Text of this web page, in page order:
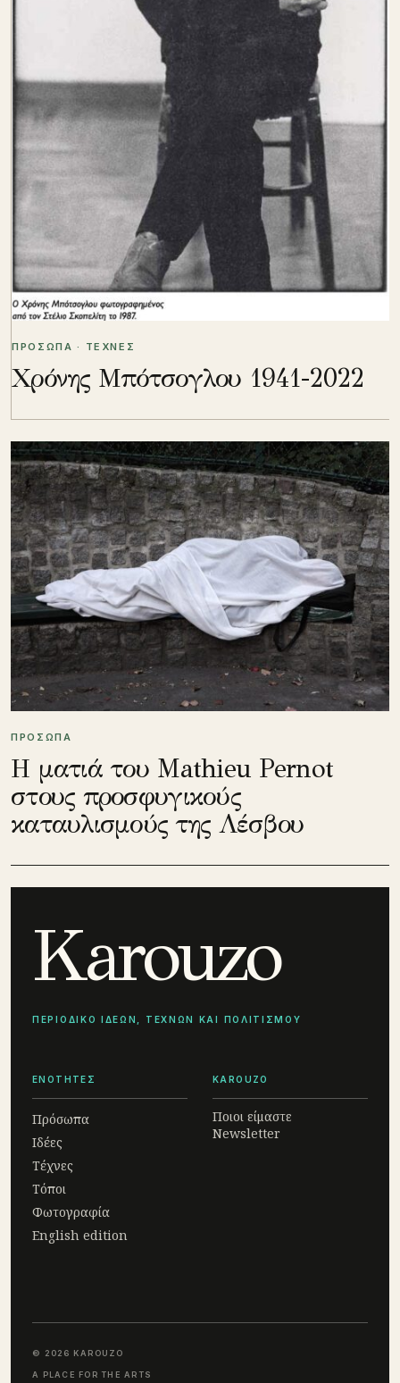
ΠΡΟΣΩΠΑ · ΤΕΧΝΕΣ
Χρόνης Μπότσογλου 1941-2022
ΠΡΟΣΩΠΑ
Η ματιά του Mathieu Pernot
στους προσφυγικούς
καταυλισμούς της Λέσβου
Karouzo
ΠΕΡΙΟΔΙΚΟ ΙΔΕΩΝ, ΤΕΧΝΩΝ ΚΑΙ ΠΟΛΙΤΙΣΜΟΥ
ΕΝΟΤΗΤΕΣ
Πρόσωπα
Ιδέες
Τέχνες
Τόποι
Φωτογραφία
English edition
KAROUZO
Ποιοι είμαστε
Newsletter
© 2026 KAROUZO
A PLACE FOR THE ARTS